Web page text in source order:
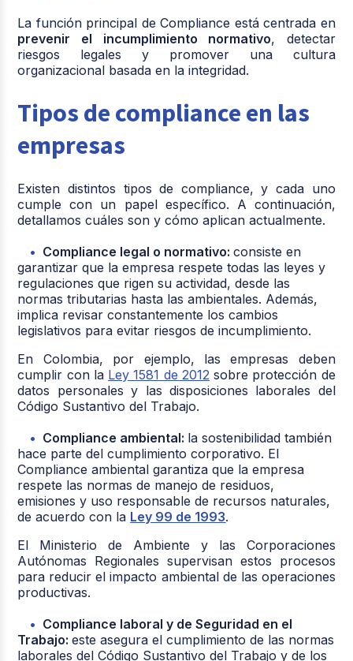
La función principal de Compliance está centrada en
prevenir el incumplimiento normativo, detectar
riesgos legales y promover una cultura
organizacional basada en la integridad.
Tipos de compliance en las
empresas
Existen distintos tipos de compliance, y cada uno
cumple con un papel específico. A continuación,
detallamos cuáles son y cómo aplican actualmente.
Compliance legal o normativo:consiste en
garantizar que la empresa respete todas las leyes y
regulaciones que rigen su actividad, desde las
normas tributarias hasta las ambientales. Además,
implica revisar constantemente los cambios
legislativos para evitar riesgos de incumplimiento.
En Colombia, por ejemplo, las empresas deben
cumplir con la Ley 1581 de 2012 sobre protección de
datos personales y las disposiciones laborales del
Código Sustantivo del Trabajo.
Compliance ambiental: la sostenibilidad también
hace parte del cumplimiento corporativo. El
Compliance ambiental garantiza que la empresa
respete las normas de manejo de residuos,
emisiones y uso responsable de recursos naturales,
de acuerdo con la Ley 99 de 1993.
El Ministerio de Ambiente y las Corporaciones
Autónomas Regionales supervisan estos procesos
para reducir el impacto ambiental de las operaciones
productivas.
Compliance laboral y de Seguridad en el
Trabajo:este asegura el cumplimiento de las normas
laborales del Código Sustantivo del Trabajo y de los